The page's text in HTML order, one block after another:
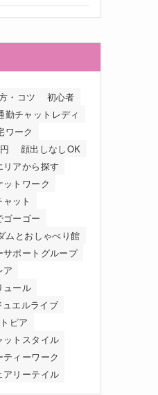
・コツ
初心者
勤チャットレディ
ワーク
顔出しなしOK
リアから探す
ットワーク
ット
ゴーゴー
ムとおしゃべり館
サポートグループ
ア
ュール
ュエルライブ
ピア
ットスタイル
ティーワーク
アリーテイル